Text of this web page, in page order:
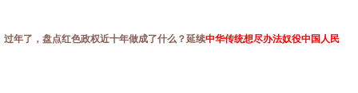
过年了，盘点红色政权近十年做成了什么？延续中华传统想尽办法奴役中国人民